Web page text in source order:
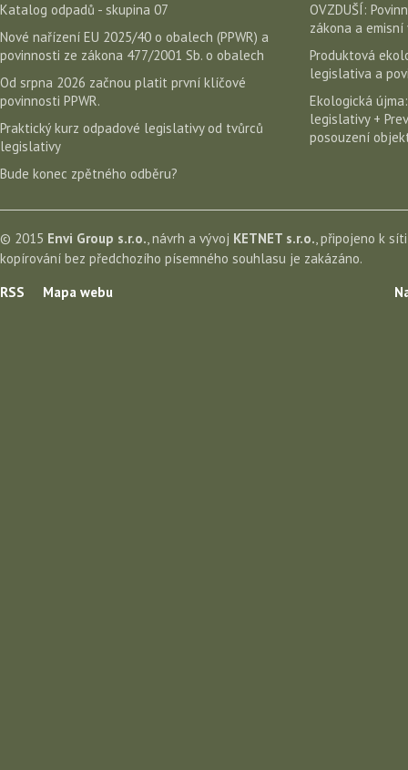
Katalog odpadů - skupina 07
Nové nařízení EU 2025/40 o obalech (PPWR) a
povinnosti ze zákona 477/2001 Sb. o obalech
Od srpna 2026 začnou platit první klíčové
povinnosti PPWR.
Praktický kurz odpadové legislativy od tvůrců
legislativy
Bude konec zpětného odběru?
OVZDUŠÍ:
zákona a emisní
Produktová
legislativa a
Ekologická
legislativy +
posouzení
© 2015 Envi Group s.r.o., návrh a vývoj KETNET s.r.o., připojeno k
kopírování bez předchozího písemného souhlasu je zakázáno.
RSS
Mapa webu